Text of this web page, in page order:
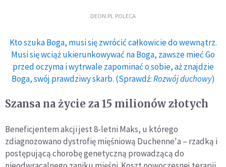
DEON.PL POLECA
Kto szuka Boga, musi się zwrócić całkowicie do wewnątrz.
Musi się wciąż ukierunkowywać na Boga, zawsze mieć Go
przed oczyma i wytrwale zapominać o sobie, aż znajdzie
Boga, swój prawdziwy skarb. (Sprawdź:Rozwój duchowy)
Szansa na życie za 15 milionów złotych
Beneficjentem akcji jest 8-letni Maks, u którego
zdiagnozowano dystrofię mięśniową Duchenne'a – rzadką i
postępującą chorobę genetyczną prowadzącą do